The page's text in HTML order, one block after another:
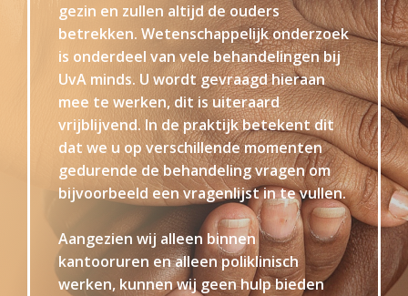
gezin en zullen altijd de ouders
betrekken. Wetenschappelijk onderzoek
is onderdeel van vele behandelingen bij
UvA minds. U wordt gevraagd hieraan
mee te werken, dit is uiteraard
vrijblijvend. In de praktijk betekent dit
dat we u op verschillende momenten
gedurende de behandeling vragen om
bijvoorbeeld een vragenlijst in te vullen.
Aangezien wij alleen binnen
kantooruren en alleen poliklinisch
werken, kunnen wij geen hulp bieden